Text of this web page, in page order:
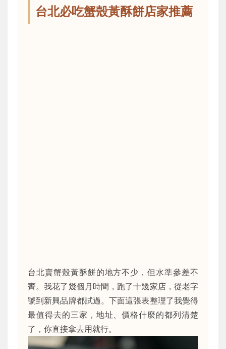
台北必吃蟹殼黃酥餅店家推薦
台北賣蟹殼黃酥餅的地方不少，但水準參差不
齊。我花了幾個月時間，跑了十幾家店，從老字
號到新興品牌都試過。下面這張表整理了我覺得
最值得去的三家，地址、價格什麼的都列清楚
了，你直接拿去用就行。